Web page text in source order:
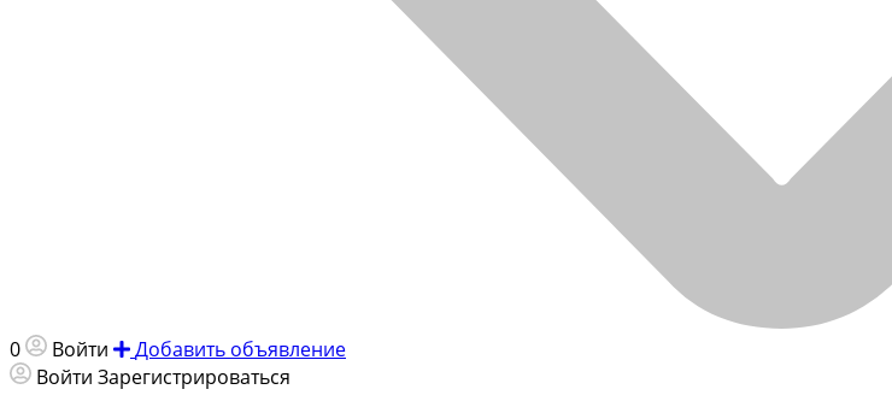
0 Войти
Добавить объявление
Войти Зарегистрироваться